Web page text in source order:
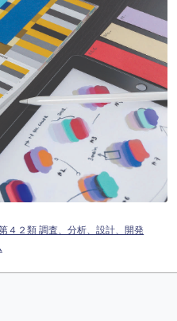
４２類 調査、分析、設計、開発